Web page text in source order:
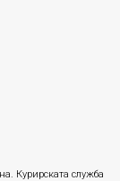
Курирската служба